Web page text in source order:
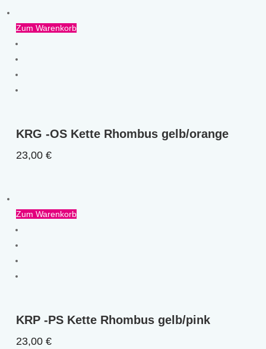
Zum Warenkorb
KRG -OS Kette Rhombus gelb/orange
23,00€
Zum Warenkorb
KRP -PS Kette Rhombus gelb/pink
23,00€